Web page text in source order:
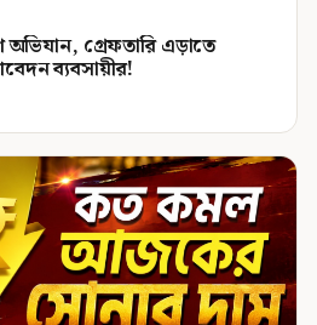
অভিযান, গ্রেফতারি এড়াতে
ব্যবসায়ীর!